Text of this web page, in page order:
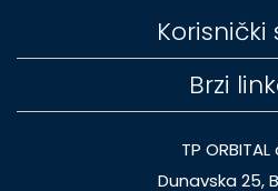
Korisnički
Brzi
TP
Dunavska 25,